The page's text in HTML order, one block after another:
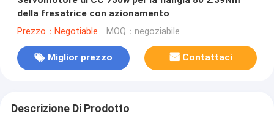
della fresatrice con azionamento
Prezzo：Negotiable MOQ：negoziabile
Miglior prezzo Contattaci
Descrizione Di Prodotto